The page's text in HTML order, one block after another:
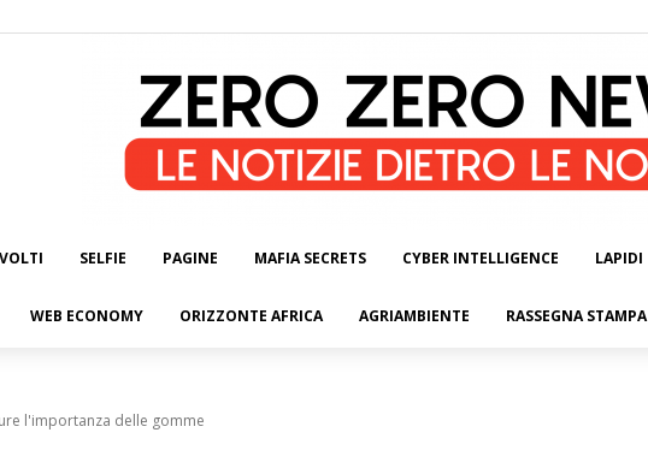
SELFIE PAGINE MAFIA SECRETS CYBER INTELLIGENCE LAPIDI
WEB ECONOMY ORIZZONTE AFRICA AGRIAMBIENTE RASSEGNA STAMPA
l'importanza delle gomme